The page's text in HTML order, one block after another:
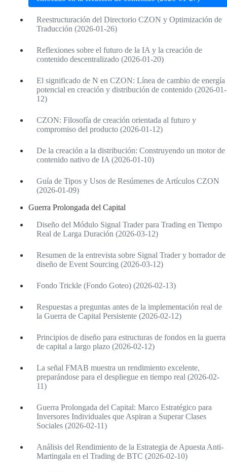
Reestructuración del Directorio CZON y Optimización de
Traducción (2026-01-26)
Reflexiones sobre el futuro de la IA y la creación de
contenido descentralizado (2026-01-20)
El significado de N en CZON: Línea de cambio de energía
potencial en creación y distribución de contenido (2026-01-
12)
CZON: Filosofía de creación orientada al futuro y
compromiso del producto (2026-01-12)
De la creación a la distribución: Construyendo un motor de
contenido nativo de IA (2026-01-10)
Guía de Tipos y Usos de Resúmenes de Artículos CZON
(2026-01-09)
Guerra Prolongada del Capital
Diseño del Módulo Signal Trader para Trading en Tiempo
Real de Larga Duración (2026-03-12)
Resumen de la entrevista sobre Signal Trader y borrador de
diseño de Event Sourcing (2026-03-12)
Fondo Trickle (Fondo Goteo) (2026-02-13)
Respuestas a preguntas antes de la implementación real de
la Guerra de Capital Persistente (2026-02-12)
Principios de diseño para estructuras de fondos en la guerra
de capital a largo plazo (2026-02-12)
La señal FMAB muestra un rendimiento excelente,
preparándose para el despliegue en tiempo real (2026-02-
11)
Guerra Prolongada del Capital: Marco Estratégico para
Inversores Individuales que Aspiran a Superar Clases
Sociales (2026-02-11)
Análisis del Rendimiento de la Estrategia de Apuesta Anti-
Martingala en el Trading de BTC (2026-02-10)